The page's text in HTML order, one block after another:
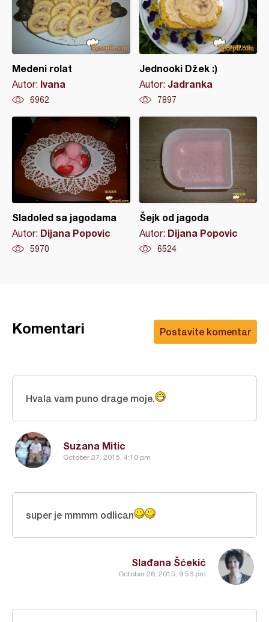
Medeni rolat
Autor: Ivana
6962
Jednooki Džek :)
Autor: Jadranka
7897
Sladoled sa jagodama
Autor: Dijana Popovic
5970
Šejk od jagoda
Autor: Dijana Popovic
6524
Postavite komentar
Komentari
Suzana Mitic
October 27, 2015, 4:10 pm
Hvala vam puno drage moje.
Slađana Šćekić
October 26, 2015, 9:53 pm
super je mmmm odlican